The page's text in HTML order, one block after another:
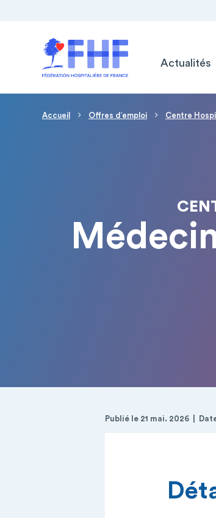
Actualités
Fil d'Ariane
Accueil Offres d′emploi Centre
Publié le 21 mai. 2026